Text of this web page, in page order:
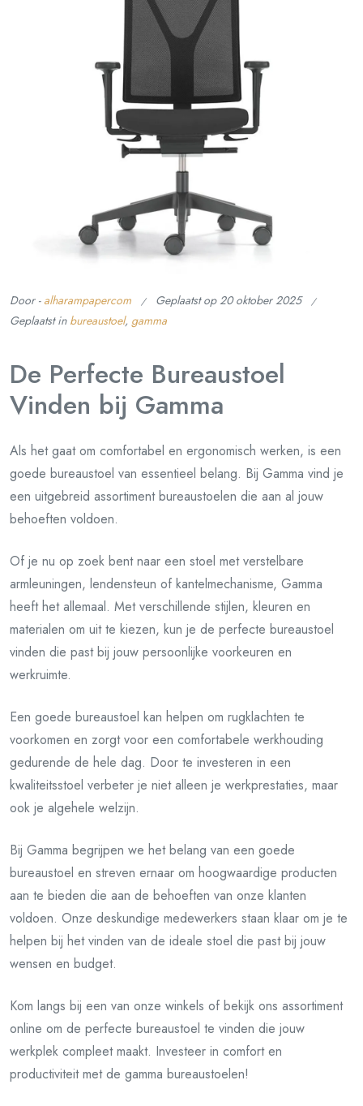
Door - alharampapercom Geplaatst op20 oktober 2025
Geplaatst in bureaustoel, gamma
De Perfecte Bureaustoel
Vinden bij Gamma
Als het gaat om comfortabel en ergonomisch werken, is een
goede bureaustoel van essentieel belang. Bij Gamma vind je
een uitgebreid assortiment bureaustoelen die aan al jouw
behoeften voldoen.
Of je nu op zoek bent naar een stoel met verstelbare
armleuningen, lendensteun of kantelmechanisme, Gamma
heeft het allemaal. Met verschillende stijlen, kleuren en
materialen om uit te kiezen, kun je de perfecte bureaustoel
vinden die past bij jouw persoonlijke voorkeuren en
werkruimte.
Een goede bureaustoel kan helpen om rugklachten te
voorkomen en zorgt voor een comfortabele werkhouding
gedurende de hele dag. Door te investeren in een
kwaliteitsstoel verbeter je niet alleen je werkprestaties, maar
ook je algehele welzijn.
Bij Gamma begrijpen we het belang van een goede
bureaustoel en streven ernaar om hoogwaardige producten
aan te bieden die aan de behoeften van onze klanten
voldoen. Onze deskundige medewerkers staan klaar om je te
helpen bij het vinden van de ideale stoel die past bij jouw
wensen en budget.
Kom langs bij een van onze winkels of bekijk ons assortiment
online om de perfecte bureaustoel te vinden die jouw
werkplek compleet maakt. Investeer in comfort en
productiviteit met de gamma bureaustoelen!